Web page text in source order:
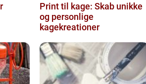
Print til kage: Skab unikke
og personlige
kagekreationer